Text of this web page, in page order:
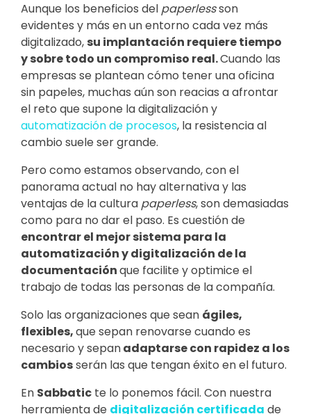
Aunque los beneficios del paperlessson
evidentes y más en un entorno cada vez más
digitalizado, su implantación requiere tiempo
y sobre todo un compromiso real.Cuando las
empresas se plantean cómo tener una oficina
sin papeles, muchas aún son reacias a afrontar
el reto que supone la digitalización y
automatización de procesos, la resistencia al
cambio suele ser grande.
Pero como estamos observando, con el
panorama actual no hay alternativa y las
ventajas de la cultura paperless, son demasiadas
como para no dar el paso. Es cuestión de
encontrar el mejor sistema para la
automatización y digitalización de la
documentaciónque facilite y optimice el
trabajo de todas las personas de la compañía.
Solo las organizaciones que sean ágiles,
flexibles,que sepan renovarse cuando es
necesario y sepanadaptarse con rapidez a los
cambiosserán las que tengan éxito en el futuro.
En Sabbatic te lo ponemos fácil. Con nuestra
herramienta de digitalización certificada de